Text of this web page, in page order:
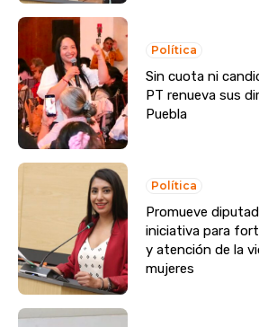
Política
Sin cuota ni
PT renueva sus
Puebla
Política
Promueve
iniciativa para
y atención de la
mujeres